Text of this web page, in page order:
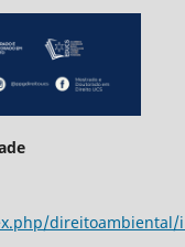
direitoambiental/